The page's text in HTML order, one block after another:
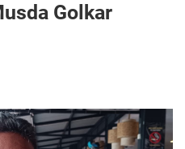
Golkar